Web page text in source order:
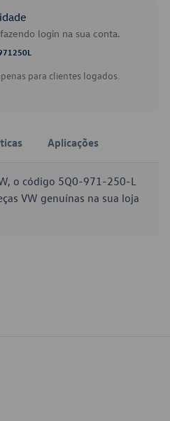
login na sua conta.
para clientes logados.
Aplicações
o código 5Q0-971-250-L
VW genuínas na sua loja